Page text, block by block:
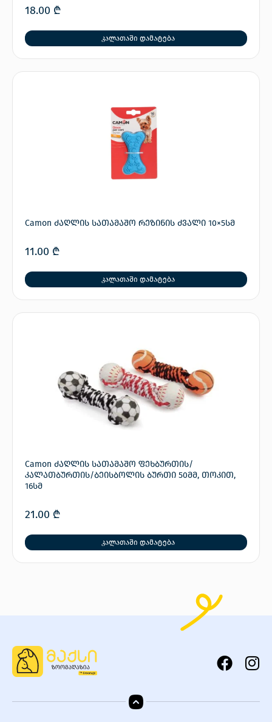
18.00 ₾
კალათაში დამატება
Camon ძაღლის სათამაშო რეზინის ძვალი 10×5სმ
11.00 ₾
კალათაში დამატება
Camon ძაღლის სათამაშო ფეხბურთის/
კალათბურთის/ბეისბოლის ბურთი 50მმ, თოკით,
16სმ
21.00 ₾
კალათაში დამატება